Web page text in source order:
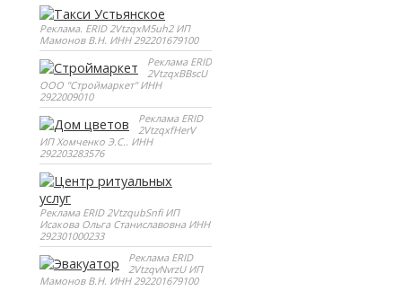
Реклама. ERID 2VtzqxM5uh2 ИП
Мамонов В.Н. ИНН 292201679100
Реклама ERID
2VtzqxBBscU
ООО "Строймаркет" ИНН
2922009010
Реклама ERID
2VtzqxfHerV
ИП Хомченко Э.С.. ИНН
292203283576
Реклама ERID 2VtzqubSnfi ИП
Исакова Ольга Станиславовна ИНН
292301000233
Реклама ERID
2VtzqvNvrzU ИП
Мамонов В.Н. ИНН 292201679100